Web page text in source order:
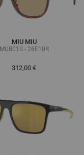
MIU MIU
MUB01S - 26E10R
312,00 €